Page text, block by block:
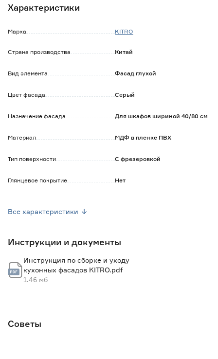
прост в уходе.
позволяет установить фасад самостоятельно, не
Уход: протирать влажной тканью, смоченной в любом
абразивов и агрессивных веществ, после вытереть
Мебельные ручки в комплект не входят и приобретаются
Цветопередача зависит от настроек вашего устройства,
варьироваться при разном освещении.
Характеристики
Марка KITRO
Страна производства Китай
Вид элемента Фасад глухой
Цвет фасада Серый
Назначение фасада Для шкафов шириной 40/80 см
Материал МДФ в пленке ПВХ
Тип поверхности С фрезеровкой
Глянцевое покрытие Нет
Высота (мм) 196
Толщина (мм) 19
Все характеристики
Инструкции и документы
Инструкция по сборке и уходу
кухонных фасадов KITRO.pdf
1.46 мб
Советы